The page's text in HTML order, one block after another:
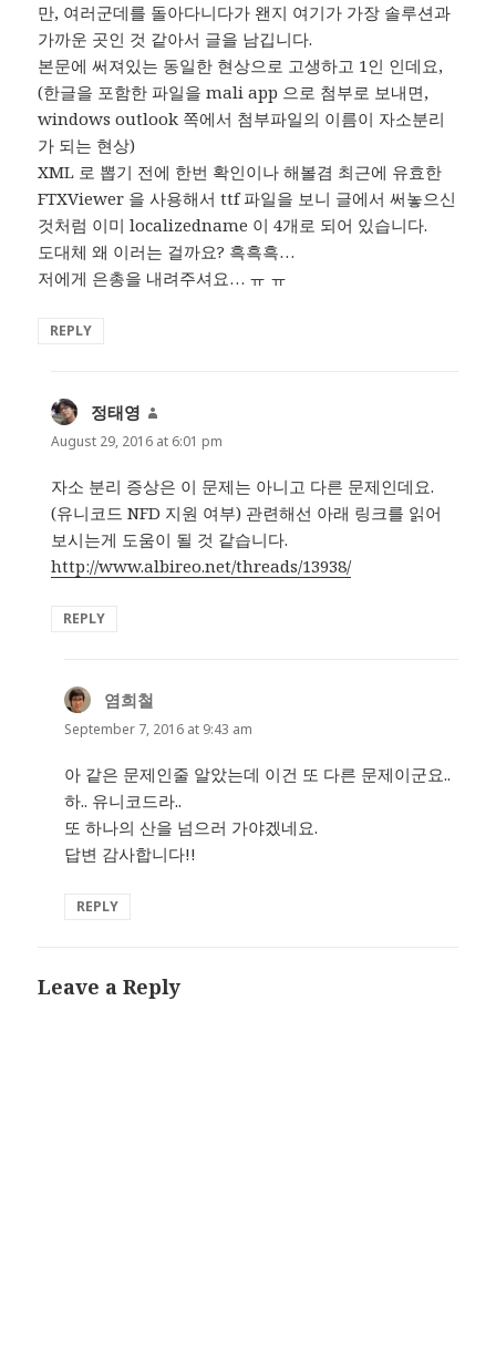
만, 여러군데를 돌아다니다가 왠지 여기가 가장 솔루션과
가까운 곳인 것 같아서 글을 남깁니다.
본문에 써져있는 동일한 현상으로 고생하고 1인 인데요,
(한글을 포함한 파일을 mali app 으로 첨부로 보내면,
windows outlook 쪽에서 첨부파일의 이름이 자소분리
가 되는 현상)
XML 로 뽑기 전에 한번 확인이나 해볼겸 최근에 유효한
FTXViewer 을 사용해서 ttf 파일을 보니 글에서 써놓으신
것처럼 이미 localizedname 이 4개로 되어 있습니다.
도대체 왜 이러는 걸까요? 흑흑흑…
저에게 은총을 내려주셔요… ㅠ ㅠ
REPLY
정태영
August 29, 2016 at 6:01 pm
자소 분리 증상은 이 문제는 아니고 다른 문제인데요.
(유니코드 NFD 지원 여부) 관련해선 아래 링크를 읽어
보시는게 도움이 될 것 같습니다.
http://www.albireo.net/threads/13938/
REPLY
염희철
September 7, 2016 at 9:43 am
아 같은 문제인줄 알았는데 이건 또 다른 문제이군요..
하.. 유니코드라..
또 하나의 산을 넘으러 가야겠네요.
답변 감사합니다!!
REPLY
Leave a Reply